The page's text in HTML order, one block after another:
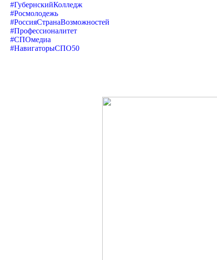
#ГубернскийКолледж
#Росмолодежь
#РоссияСтранаВозможностей
#Профессионалитет
#СПОмедиа
#НавигаторыСПО50